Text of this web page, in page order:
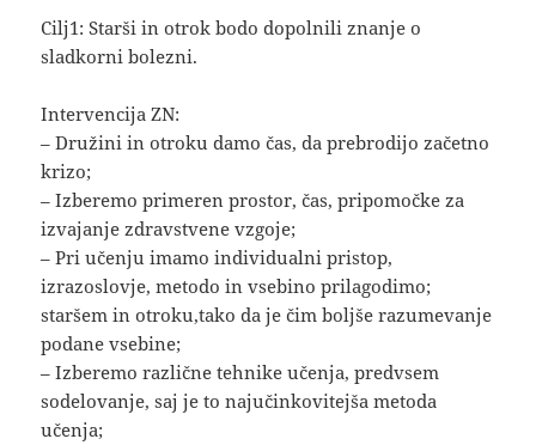
Cilj1: Starši in otrok bodo dopolnili znanje o
sladkorni bolezni.
Intervencija ZN:
– Družini in otroku damo čas, da prebrodijo začetno
krizo;
– Izberemo primeren prostor, čas, pripomočke za
izvajanje zdravstvene vzgoje;
– Pri učenju imamo individualni pristop,
izrazoslovje, metodo in vsebino prilagodimo;
staršem in otroku,tako da je čim boljše razumevanje
podane vsebine;
– Izberemo različne tehnike učenja, predvsem
sodelovanje, saj je to najučinkovitejša metoda
učenja;